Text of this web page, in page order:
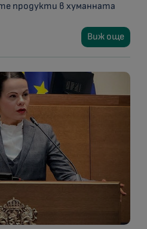
продукти в хуманната
Виж още